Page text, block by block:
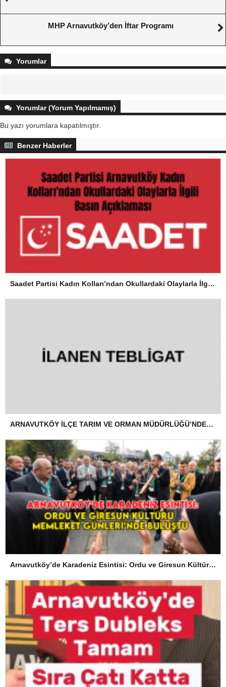
MHP Arnavutköy’den İftar Programı
Yorumlar
Yorumlar (Yorum Yapılmamış)
Bu yazı yorumlara kapatılmıştır.
Benzer Haberler
Saadet Partisi Kadın Kolları’ndan Okullardaki Olaylarla İlgili Basın Açıklaması
ARNAVUTKÖY İLÇE TARIM VE ORMAN MÜDÜRLÜĞÜ’NDEN İLANEN TEBLİGAT
Arnavutköy’de Karadeniz Esintisi: Ordu ve Giresun Kültürü Memleket Günleri’nde Buluştu